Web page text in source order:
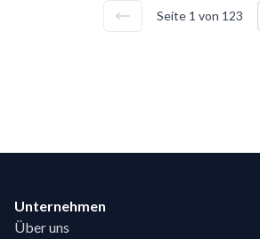
Seite 1 von 123
Unternehmen
Über uns